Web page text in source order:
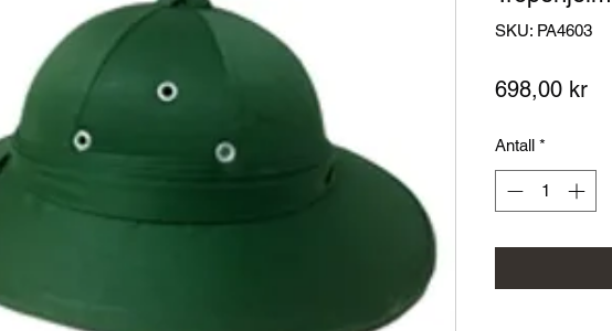
SKU: PA4603
698,00 krPris
Antall *